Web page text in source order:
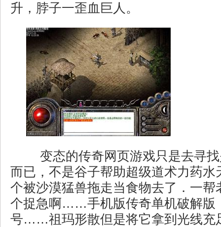
升，脖子一歪血巨人。
变态的传奇网页游戏只是去寻
而已，不是谷子帮助超级道术力药水
个被沙漠猛兽拖走当食物去了．一帮
个捉急啊……手机版传奇单机破解版
号……祖玛形散但是将它拿到光线充